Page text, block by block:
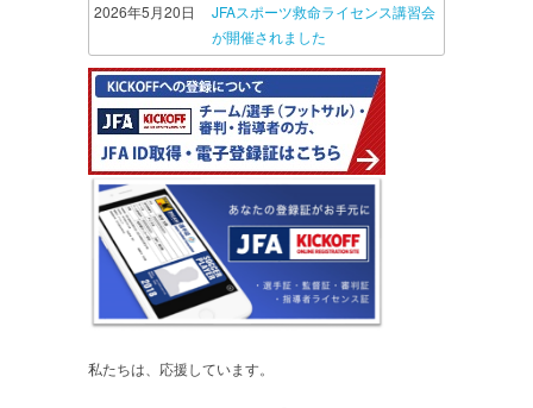
2026年5月20日
JFAスポーツ救命ライセンス講習会
が開催されました
私たちは、応援しています。